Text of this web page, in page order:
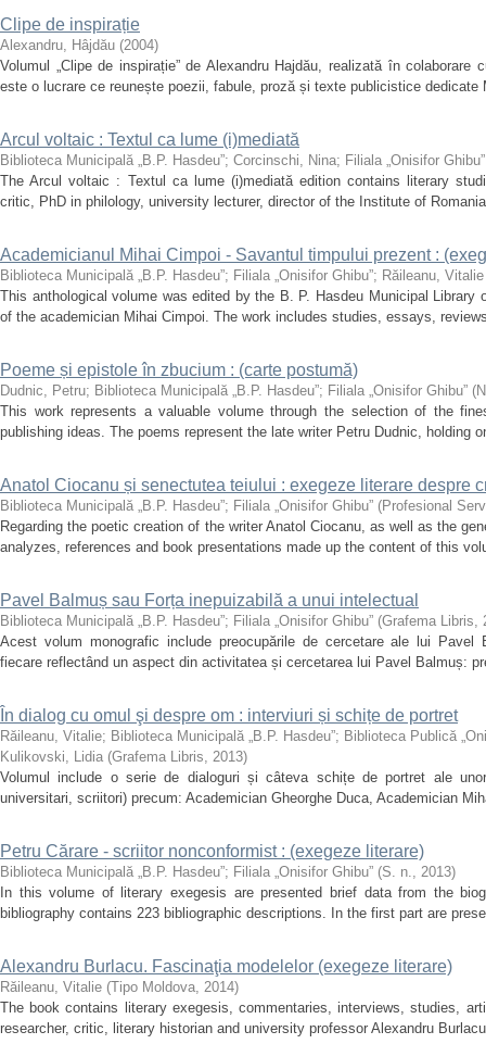
Clipe de inspirație
Alexandru, Hâjdău (2004)
Volumul „Clipe de inspirație” de Alexandru Hajdău, realizată în colaborare
este o lucrare ce reunește poezii, fabule, proză și texte publicistice dedicate
Arcul voltaic : Textul ca lume (i)mediată
Biblioteca Municipală „B.P. Hasdeu”; Corcinschi, Nina; Filiala „Onisifor Ghibu”
The Arcul voltaic : Textul ca lume (i)mediată edition contains literary
critic, PhD in philology, university lecturer, director of the Institute of
Academicianul Mihai Cimpoi - Savantul timpului prezent :
Biblioteca Municipală „B.P. Hasdeu”; Filiala „Onisifor Ghibu”; Răileanu, Vitalie
This anthological volume was edited by the B. P. Hasdeu Municipal Library
of the academician Mihai Cimpoi. The work includes studies, essays,
Poeme și epistole în zbucium : (carte postumă)
Dudnic, Petru; Biblioteca Municipală „B.P. Hasdeu”; Filiala „Onisifor Ghibu” (
This work represents a valuable volume through the selection of the
publishing ideas. The poems represent the late writer Petru Dudnic, holding
Anatol Ciocanu și senectutea teiului : exegeze literare despre
Biblioteca Municipală „B.P. Hasdeu”; Filiala „Onisifor Ghibu” (Profesional
Regarding the poetic creation of the writer Anatol Ciocanu, as well as the
analyzes, references and book presentations made up the content of this
Pavel Balmuș sau Forța inepuizabilă a unui intelectual
Biblioteca Municipală „B.P. Hasdeu”; Filiala „Onisifor Ghibu” (Grafema Libris,
Acest volum monografic include preocupările de cercetare ale lui Pavel
fiecare reflectând un aspect din activitatea și cercetarea lui Pavel Balmuș:
În dialog cu omul şi despre om : interviuri și schițe de portret
Răileanu, Vitalie; Biblioteca Municipală „B.P. Hasdeu”; Biblioteca Publică
Kulikovski, Lidia (Grafema Libris, 2013)
Volumul include o serie de dialoguri și câteva schițe de portret ale
universitari, scriitori) precum: Academician Gheorghe Duca, Academician
Petru Cărare - scriitor nonconformist : (exegeze literare)
Biblioteca Municipală „B.P. Hasdeu”; Filiala „Onisifor Ghibu” (S. n., 2013)
In this volume of literary exegesis are presented brief data from the
bibliography contains 223 bibliographic descriptions. In the first part are
Alexandru Burlacu. Fascinaţia modelelor (exegeze literare)
Răileanu, Vitalie (Tipo Moldova, 2014)
The book contains literary exegesis, commentaries, interviews, studies,
researcher, critic, literary historian and university professor Alexandru